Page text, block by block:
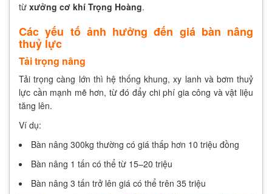
từ xưởng cơ khí Trọng Hoàng.
Các yếu tố ảnh hưởng đến giá bàn nâng
thuỷ lực
Tải trọng nâng
Tải trọng càng lớn thì hệ thống khung, xy lanh và bơm thuỷ
lực cần mạnh mẽ hơn, từ đó đẩy chi phí gia công và vật liệu
tăng lên.
Ví dụ:
Bàn nâng 300kg thường có giá thấp hơn 10 triệu đồng
Bàn nâng 1 tấn có thể từ 15–20 triệu
Bàn nâng 3 tấn trở lên giá có thể trên 35 triệu